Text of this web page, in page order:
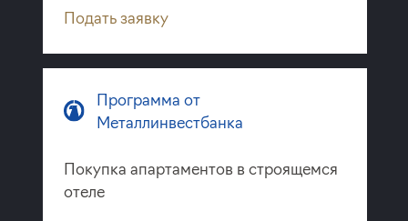
Подать заявку
Программа от
Металлинвестбанка
Покупка апартаментов в строящемся
отеле